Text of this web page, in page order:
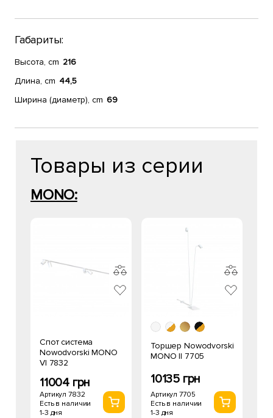
Габариты:
Высота, cm 216
Длина, cm 44,5
Ширина (диаметр), cm 69
Товары из серии
MONO:
Спот система
Nowodvorski MONO
VI 7832
11004 грн
Артикул 7832
Есть в наличии
1-3 дня
Торшер Nowodvorski
MONO II 7705
10135 грн
Артикул 7705
Есть в наличии
1-3 дня